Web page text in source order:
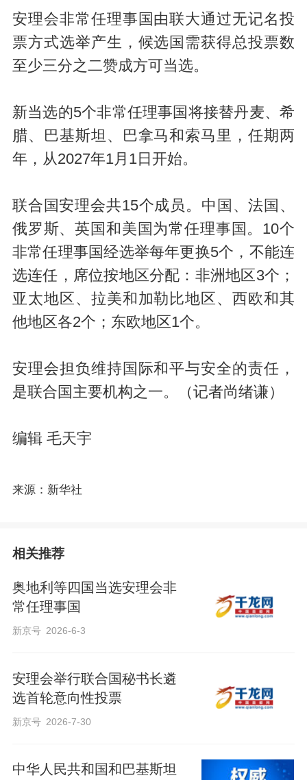
安理会非常任理事国由联大通过无记名投
票方式选举产生，候选国需获得总投票数
至少三分之二赞成方可当选。
新当选的5个非常任理事国将接替丹麦、希
腊、巴基斯坦、巴拿马和索马里，任期两
年，从2027年1月1日开始。
联合国安理会共15个成员。中国、法国、
俄罗斯、英国和美国为常任理事国。10个
非常任理事国经选举每年更换5个，不能连
选连任，席位按地区分配：非洲地区3个；
亚太地区、拉美和加勒比地区、西欧和其
他地区各2个；东欧地区1个。
安理会担负维持国际和平与安全的责任，
是联合国主要机构之一。（记者尚绪谦）
编辑 毛天宇
来源：新华社
相关推荐
奥地利等四国当选安理会非
常任理事国
新京号 2026-6-3
安理会举行联合国秘书长遴
选首轮意向性投票
新京号 2026-7-30
中华人民共和国和巴基斯坦